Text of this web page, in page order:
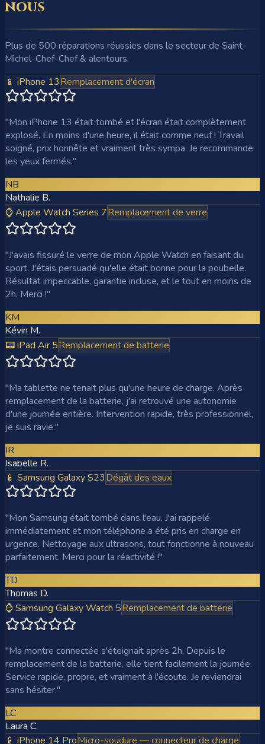
nous
Plus de 500 réparations réussies dans le secteur de Saint-
Michel-Chef-Chef & alentours.
📱 iPhone 13Remplacement d'écran
"Mon iPhone 13 était tombé et l'écran était complètement
explosé. En moins d'une heure, il était comme neuf ! Travail
soigné, prix honnête et vraiment très sympa. Je recommande
les yeux fermés."
NB
Nathalie B.
⌚ Apple Watch Series 7Remplacement de verre
"J'avais fissuré le verre de mon Apple Watch en faisant du
sport. J'étais persuadé qu'elle était bonne pour la poubelle.
Résultat impeccable, garantie incluse, et le tout en moins de
2h. Merci !"
KM
Kévin M.
📟 iPad Air 5Remplacement de batterie
"Ma tablette ne tenait plus qu'une heure de charge. Après
remplacement de la batterie, j'ai retrouvé une autonomie
d'une journée entière. Intervention rapide, très professionnel,
je suis ravie."
IR
Isabelle R.
📱 Samsung Galaxy S23Dégât des eaux
"Mon Samsung était tombé dans l'eau. J'ai rappelé
immédiatement et mon téléphone a été pris en charge en
urgence. Nettoyage aux ultrasons, tout fonctionne à nouveau
parfaitement. Merci pour la réactivité !"
TD
Thomas D.
⌚ Samsung Galaxy Watch 5Remplacement de batterie
"Ma montre connectée s'éteignait après 2h. Depuis le
remplacement de la batterie, elle tient facilement la journée.
Service rapide, propre, et vraiment à l'écoute. Je reviendrai
sans hésiter."
LC
Laura C.
📱 iPhone 14 ProMicro-soudure — connecteur de charge